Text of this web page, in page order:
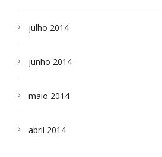
julho 2014
junho 2014
maio 2014
abril 2014